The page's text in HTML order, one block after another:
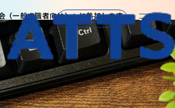
RECRUIT
（一般求職者向け）』に参加します